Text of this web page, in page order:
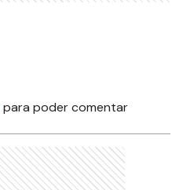
para poder comentar